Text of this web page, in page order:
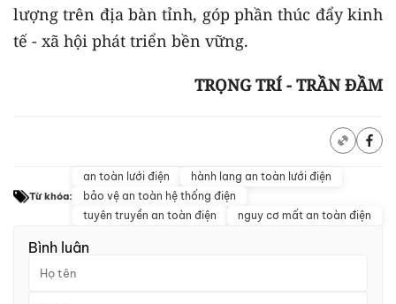
lượng trên địa bàn tỉnh, góp phần thúc đẩy kinh
tế - xã hội phát triển bền vững.
TRỌNG TRÍ - TRẦN ĐẦM
Từ khóa:
an toàn lưới điện
hành lang an toàn lưới điện
bảo vệ an toàn hệ thống điện
tuyên truyền an toàn điện
nguy cơ mất an toàn điện
Bình luận